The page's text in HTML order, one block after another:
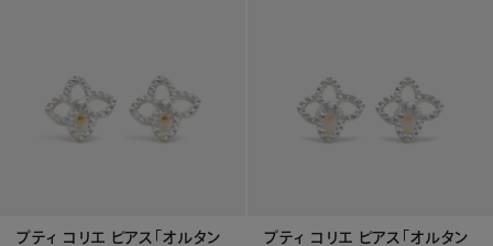
プティ コリエ ピアス「オルタン
プティ コリエ ピアス「オルタン